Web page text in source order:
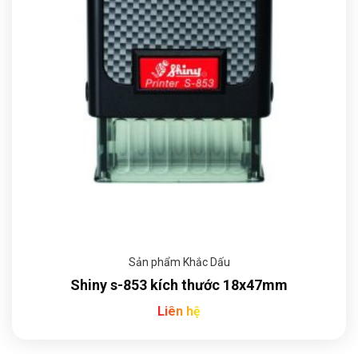
Sản phẩm Khắc Dấu
Shiny s-853 kích thước 18x47mm
Liên hệ